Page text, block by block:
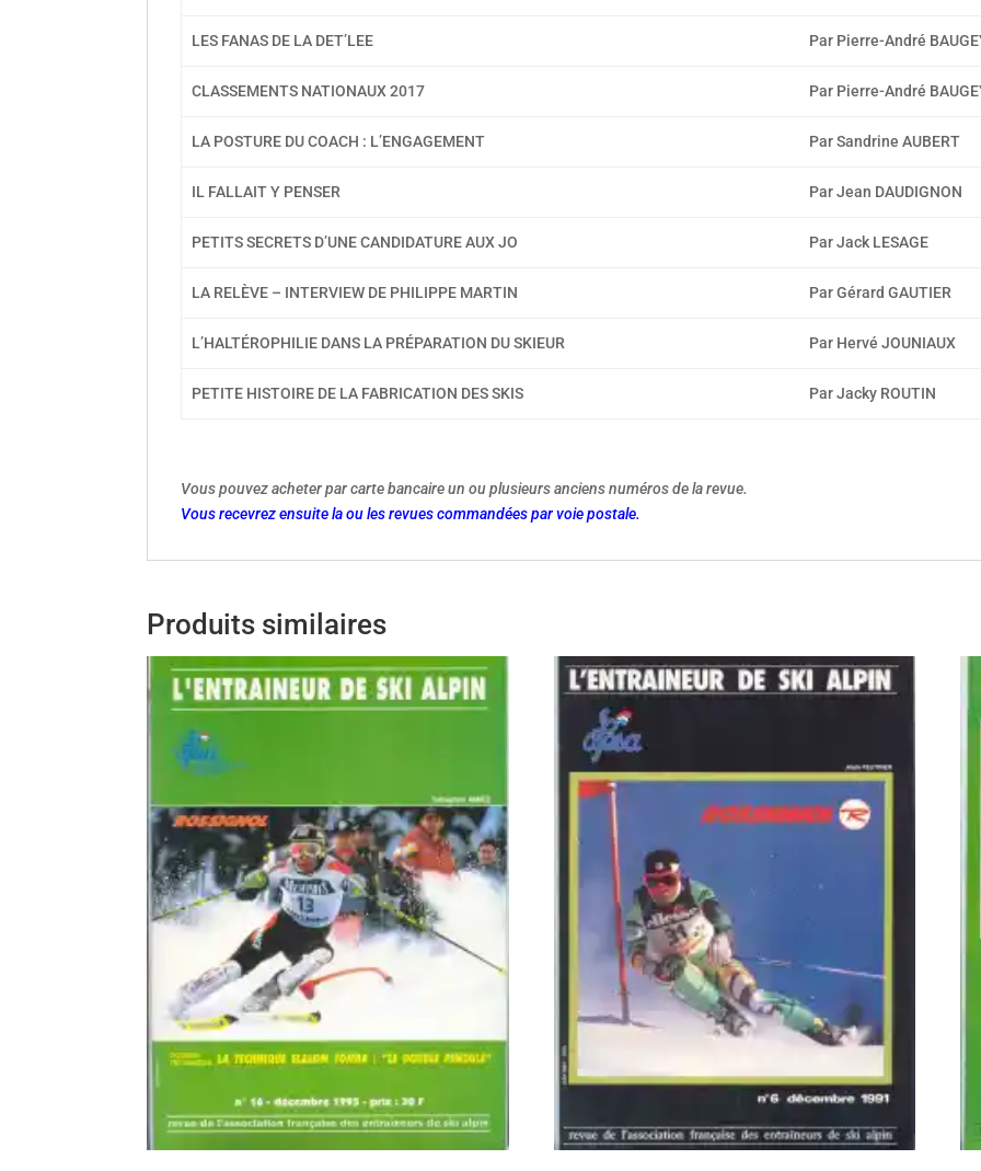
LES FANAS DE LA DET’LEE Par Pierre-André
CLASSEMENTS NATIONAUX 2017 Par Pierre-André
LA POSTURE DU COACH : L’ENGAGEMENT Par Sandrine AUBERT
IL FALLAIT Y PENSER Par Jean DAUDIGNON
PETITS SECRETS D’UNE CANDIDATURE AUX JO Par Jack LESAGE
LA RELÈVE – INTERVIEW DE PHILIPPE MARTIN Par Gérard GAUTIER
L’HALTÉROPHILIE DANS LA PRÉPARATION DU SKIEUR Par Hervé JOUNIAUX
PETITE HISTOIRE DE LA FABRICATION DES SKIS Par Jacky ROUTIN
Vous pouvez acheter par carte bancaire un ou plusieurs anciens numéros de la revue.
Vous recevrez ensuite la ou les revues commandées par voie postale.
Produits similaires